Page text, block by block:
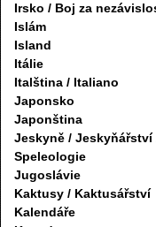
Irsko / Boj za
Islám
Island
Itálie
Italština / Italiano
Japonsko
Japonština
Jeskyně / Jeskyňářství
Speleologie
Jugoslávie
Kaktusy / Kaktusářství
Kalendáře